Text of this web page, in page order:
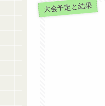
大会予定と結果